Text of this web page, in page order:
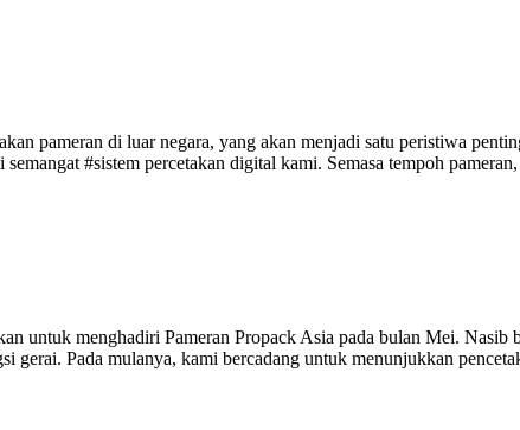
pameran di luar negara, yang akan menjadi satu peristiwa
#sistem percetakan digital kami. Semasa tempoh
untuk menghadiri Pameran Propack Asia pada bulan Mei.
gerai. Pada mulanya, kami bercadang untuk menunjukkan